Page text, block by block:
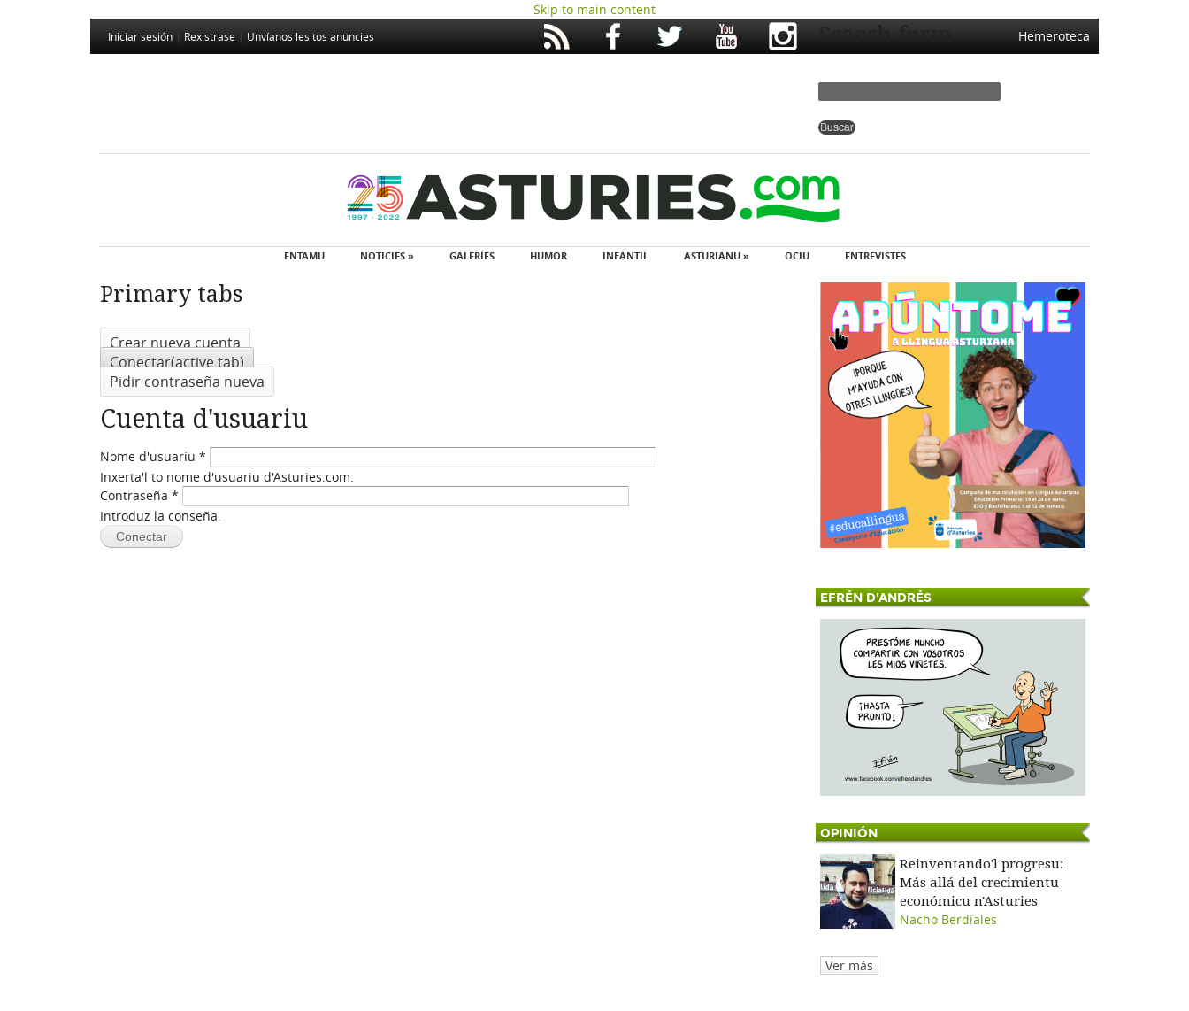
Skip to main content
Iniciar sesión Rexistrase Unvíanos les tos anuncies Hemeroteca
Search form
ENTAMU NOTICIES » GALERÍES HUMOR INFANTIL ASTURIANU » OCIU ENTREVISTES
Primary tabs
Crear nueva cuenta
Conectar(active tab)
Pidir contraseña nueva
Cuenta d'usuariu
Nome d'usuariu *
Inxerta'l to nome d'usuariu d'Asturies.com.
Contraseña *
Introduz la conseña.
EFRÉN D'ANDRÉS
OPINIÓN
Reinventando'l progresu:
Más allá del crecimientu
económicu n'Asturies
Nacho Berdiales
Ver más